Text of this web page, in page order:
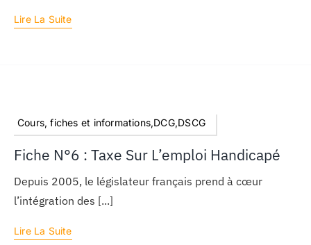
Lire La Suite
Cours, fiches et informations,DCG,DSCG
Fiche N°6 : Taxe Sur L’emploi Handicapé
Depuis 2005, le législateur français prend à cœur
l’intégration des [...]
Lire La Suite